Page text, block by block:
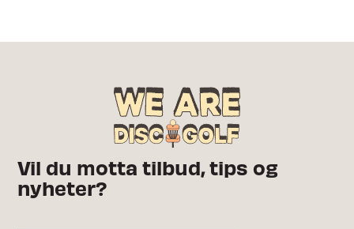
Vil du motta tilbud, tips og
nyheter?